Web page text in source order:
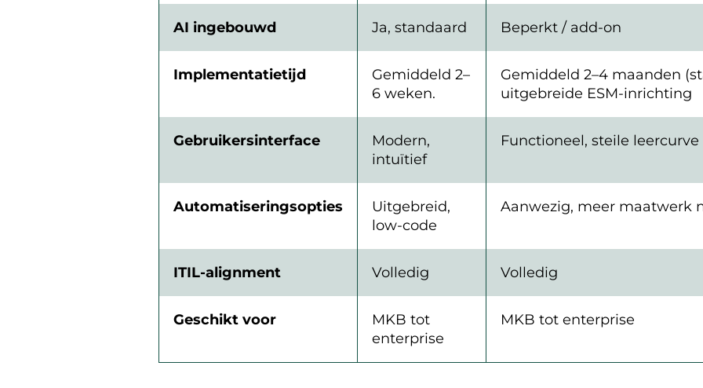
AI ingebouwd Ja, standaard Beperkt / add-on
Implementatietijd
Gemiddeld 2–
6 weken.
Gemiddeld 2–4 maanden
uitgebreide ESM-inrichting
Gebruikersinterface
Modern,
intuïtief
Functioneel, steile leercurve
Automatiseringsopties
Uitgebreid,
low-code
Aanwezig, meer maatwerk
ITIL-alignment Volledig Volledig
Geschikt voor
MKB tot
enterprise
MKB tot enterprise